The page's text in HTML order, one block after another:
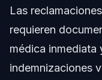
cerebral?
¿Qué papel
¿Cuánto tarda
cerebral?
Las
requieren
médica inmediata
indemnizaciones